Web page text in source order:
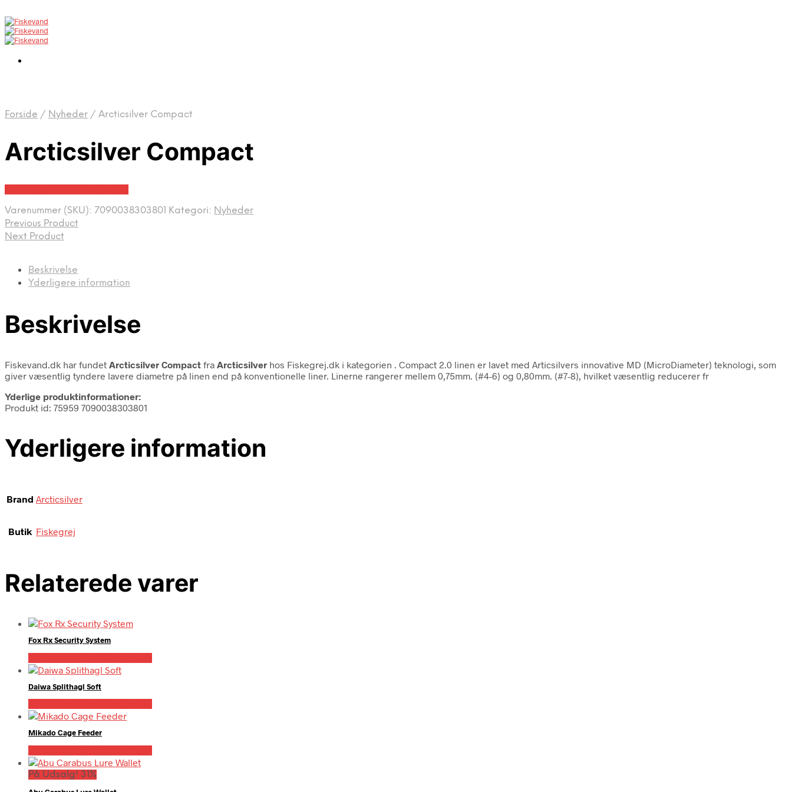
Forside / Nyheder / Arcticsilver Compact
Arcticsilver Compact
Varenummer (SKU): 7090038303801 Kategori: Nyheder
Previous Product
Next Product
Beskrivelse
Yderligere information
Beskrivelse
Fiskevand.dk har fundet Arcticsilver Compact fra Arcticsilver hos Fiskegrej.dk i kategorien
. Compact 2.0 linen er lavet med Articsilvers innovative MD (MicroDiameter) teknologi, som
giver væsentlig tyndere lavere diametre på linen end på konventionelle liner. Linerne rangerer mellem 0,75mm. (#4-6) og 0,80mm. (#7-8), hvilket væsentlig reducerer fr
Yderlige produktinformationer:
Produkt id: 75959 7090038303801
Yderligere information
Brand Arcticsilver
Butik Fiskegrej
Relaterede varer
Fox Rx Security System
Daiwa Splithagl Soft
Mikado Cage Feeder
På Udsalg! 31%